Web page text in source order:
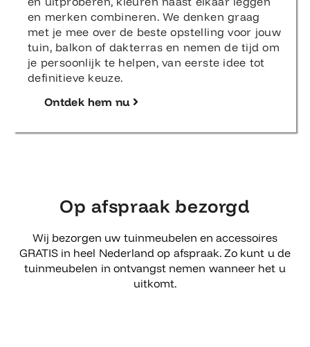
en merken combineren. We denken graag
met je mee over de beste opstelling voor jouw
tuin, balkon of dakterras en nemen de tijd om
je persoonlijk te helpen, van eerste idee tot
definitieve keuze.
Ontdek hem nu
Op afspraak bezorgd
Wij bezorgen uw tuinmeubelen en accessoires
GRATIS in heel Nederland op afspraak. Zo kunt u de
tuinmeubelen in ontvangst nemen wanneer het u
uitkomt.